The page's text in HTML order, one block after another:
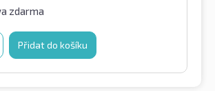
zdarma
Přidat do košíku